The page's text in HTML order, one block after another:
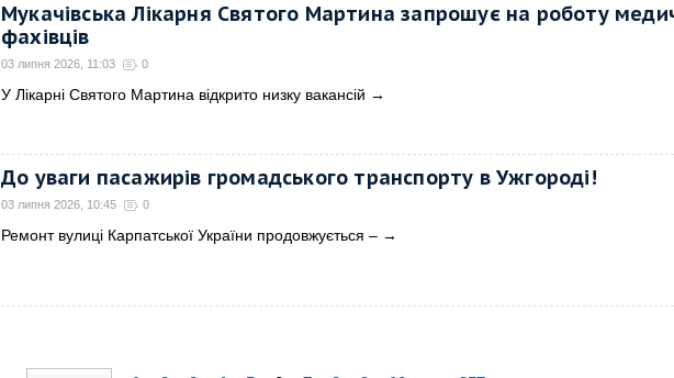
Мукачівська Лікарня Святого Мартина запрошує на роботу
фахівців
03 липня 2026, 11:03 0
У Лікарні Святого Мартина відкрито низку вакансій →
До уваги пасажирів громадського транспорту в Ужгороді!
03 липня 2026, 10:45 0
Ремонт вулиці Карпатської України продовжується – →